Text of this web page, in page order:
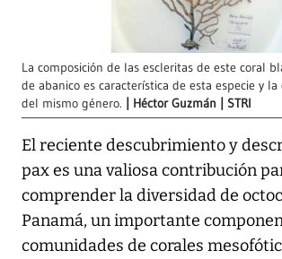
La composición de las escleritas de este coral
de abanico es característica de esta especie y
del mismo género.
Héctor Guzmán | STRI
El reciente descubrimiento y
pax es una valiosa contribución
comprender la diversidad de
Panamá, un importante
comunidades de corales